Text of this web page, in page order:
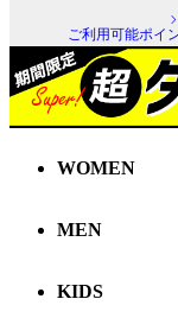
ご利用可能ポイ
WOMEN
MEN
KIDS